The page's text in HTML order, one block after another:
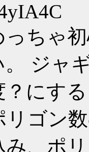
ちゃ
ジャ
？にす
リゴン
み、ポ